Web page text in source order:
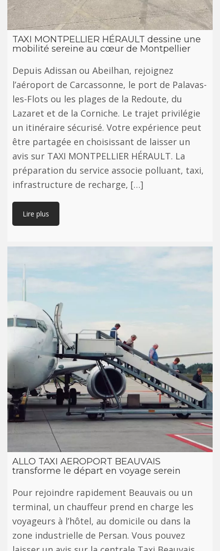
TAXI MONTPELLIER HÉRAULT dessine une
mobilité sereine au cœur de Montpellier
Depuis Adissan ou Abeilhan, rejoignez
l’aéroport de Carcassonne, le port de Palavas-
les-Flots ou les plages de la Redoute, du
Lazaret et de la Corniche. Le trajet privilégie
un itinéraire sécurisé. Votre expérience peut
être partagée en choisissant de laisser un
avis sur TAXI MONTPELLIER HÉRAULT. La
préparation du service associe polluant, taxi,
infrastructure de recharge, […]
Lire plus
ALLO TAXI AEROPORT BEAUVAIS
transforme le départ en voyage serein
Pour rejoindre rapidement Beauvais ou un
terminal, un chauffeur prend en charge les
voyageurs à l’hôtel, au domicile ou dans la
zone industrielle de Persan. Vous pouvez